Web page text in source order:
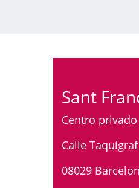
Sant
Centro privado
Calle
08029